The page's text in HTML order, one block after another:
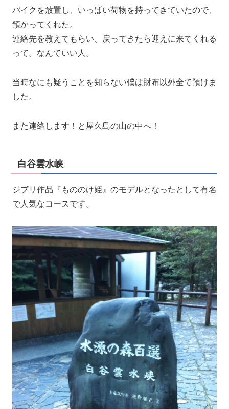
バイクを放置し、いっぱい荷物を持ってきていたので、
預かってくれた。
連絡先を教えてもらい、戻ってきたら迎えに来てくれる
って。なんていい人。
当時なにも疑うことを知らない僕は財布以外全て預けま
した。
また連絡します！と屋久島の山の中へ！
白谷雲水峡
ジブリ作品『もののけ姫』のモデルとなったとして有名
で人気なコースです。